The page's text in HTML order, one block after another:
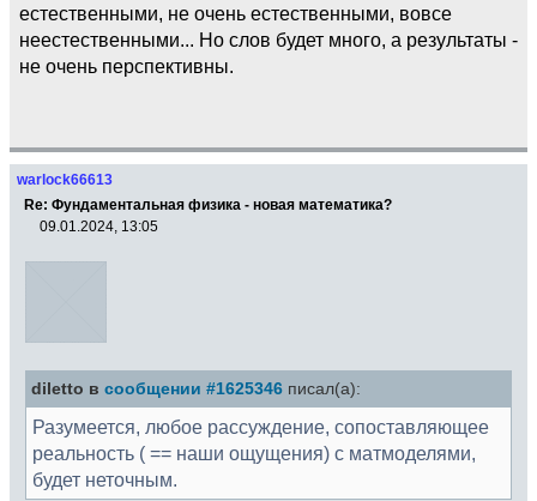
естественными, не очень естественными, вовсе
неестественными... Но слов будет много, а результаты -
не очень перспективны.
warlock66613
Re: Фундаментальная физика - новая математика?
09.01.2024, 13:05
diletto в сообщении #1625346 писал(а):
Разумеется, любое рассуждение, сопоставляющее
реальность ( == наши ощущения) с матмоделями,
будет неточным.